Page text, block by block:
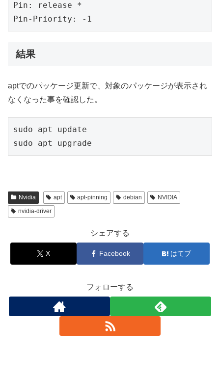
Pin: release *
Pin-Priority: -1
結果
aptでのパッケージ更新で、対象のパッケージが表示され
なくなった事を確認した。
sudo apt update
sudo apt upgrade
Nvidia apt apt-pinning debian
NVIDIA
nvidia-driver
シェアする
X Facebook はてブ
フォローする